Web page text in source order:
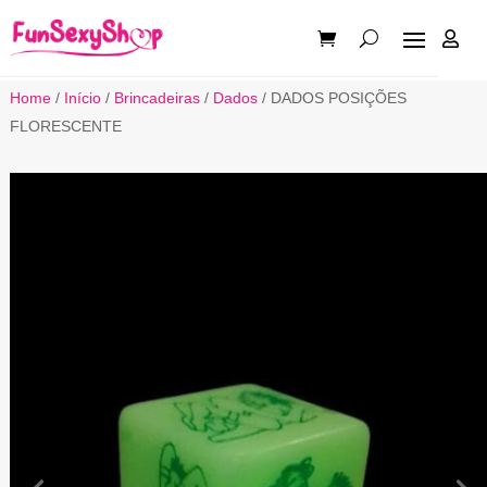

Home/ Início/ Brincadeiras/ Dados/ DADOS POSIÇÕES
FLORESCENTE